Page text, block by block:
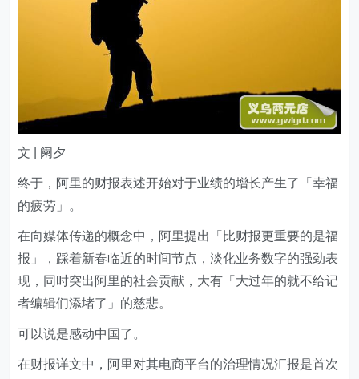
文 | 阑夕
终于，阿里的财报表述开始对于业绩的增长产生了「幸福
的疲劳」。
在向媒体传递的概念中，阿里提出「比财报更重要的是福
报」，踩着新春临近的时间节点，淡化业务数字的强劲表
现，同时突出阿里的社会贡献，大有「大过年的就不给记
者编辑们添堵了」的慈悲。
可以说是感动中国了。
在财报详文中，阿里对其电商平台的治理情况汇报是首次